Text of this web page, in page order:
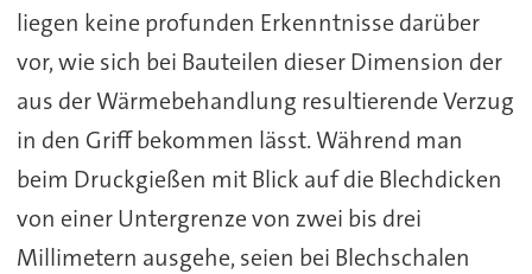
liegen keine profunden Erkenntnisse darüber
vor, wie sich bei Bauteilen dieser Dimension der
aus der Wärmebehandlung resultierende Verzug
in den Griff bekommen lässt. Während man
beim Druckgießen mit Blick auf die Blechdicken
von einer Untergrenze von zwei bis drei
Millimetern ausgehe, seien bei Blechschalen